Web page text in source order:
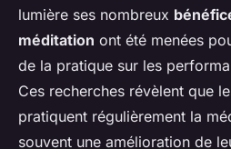
lumière ses nombreux
méditation ont été menées
de la pratique sur les
Ces recherches révèlent que
pratiquent régulièrement la
souvent une amélioration de